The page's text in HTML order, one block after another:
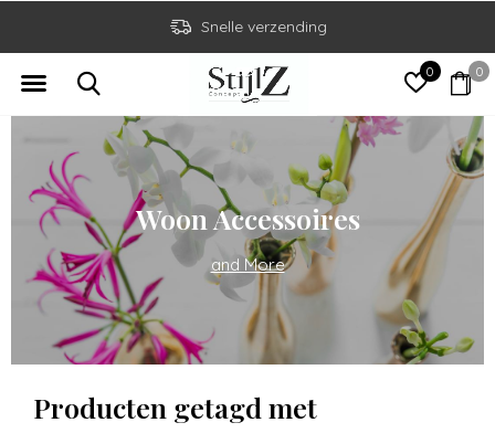
0 0
Snelle verzending
Woon Accessoires
and More
Producten getagd met